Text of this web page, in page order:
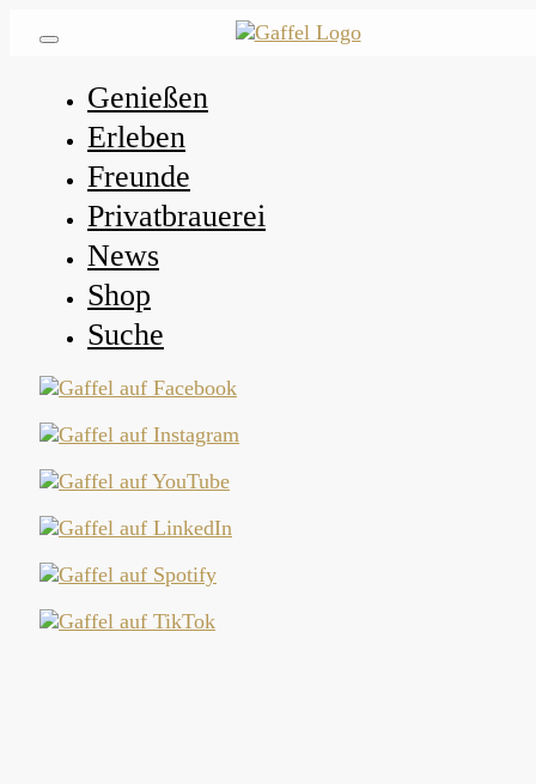
Genießen
Erleben
Freunde
Privatbrauerei
News
Shop
Suche